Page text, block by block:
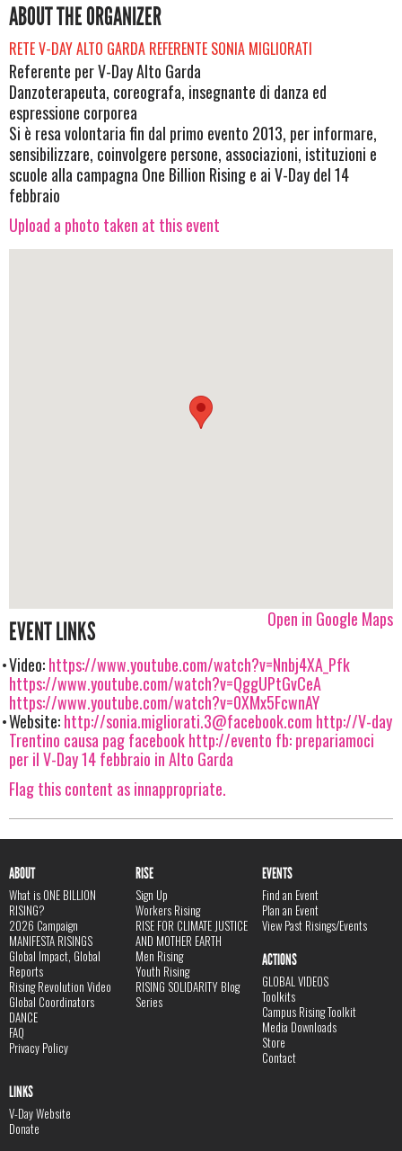
ABOUT THE ORGANIZER
RETE V-DAY ALTO GARDA REFERENTE SONIA MIGLIORATI
Referente per V-Day Alto Garda
Danzoterapeuta, coreografa, insegnante di danza ed
espressione corporea
Si è resa volontaria fin dal primo evento 2013, per informare,
sensibilizzare, coinvolgere persone, associazioni, istituzioni e
scuole alla campagna One Billion Rising e ai V-Day del 14
febbraio
Upload a photo taken at this event
Open in Google Maps
EVENT LINKS
Video:https://www.youtube.com/watch?v=Nnbj4XA_Pfk
https://www.youtube.com/watch?v=QggUPtGvCeA
https://www.youtube.com/watch?v=0XMx5FcwnAY
Website:http://sonia.migliorati.3@facebook.com http://V-day
Trentino causa pag facebookhttp://evento fb: prepariamoci
per il V-Day 14 febbraio in Alto Garda
Flag this content as innappropriate.
ABOUT
What is ONE BILLION
RISING?
2026 Campaign
MANIFESTA RISINGS
Global Impact, Global
Reports
Rising Revolution Video
Global Coordinators
DANCE
FAQ
Privacy Policy
RISE
Sign Up
Workers Rising
RISE FOR CLIMATE JUSTICE
AND MOTHER EARTH
Men Rising
Youth Rising
RISING SOLIDARITY Blog
Series
EVENTS
Find an Event
Plan an Event
View Past Risings/Events
ACTIONS
GLOBAL VIDEOS
Toolkits
Campus Rising Toolkit
Media Downloads
Store
Contact
LINKS
V-Day Website
Donate